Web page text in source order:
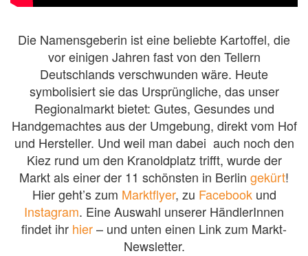
Die Namensgeberin ist eine beliebte Kartoffel, die
vor einigen Jahren fast von den Tellern
Deutschlands verschwunden wäre. Heute
symbolisiert sie das Ursprüngliche, das unser
Regionalmarkt bietet: Gutes, Gesundes und
Handgemachtes aus der Umgebung, direkt vom Hof
und Hersteller. Und weil man dabei auch noch den
Kiez rund um den Kranoldplatz trifft, wurde der
Markt als einer der 11 schönsten in Berlin gekürt!
Hier geht’s zum Marktflyer, zu Facebook und
Instagram. Eine Auswahl unserer HändlerInnen
findet ihr hier– und unten einen Link zum Markt-
Newsletter.